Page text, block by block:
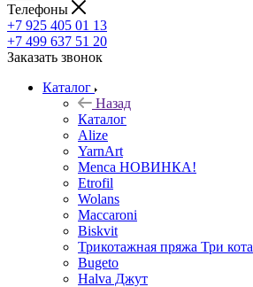
Телефоны
+7 925 405 01 13
+7 499 637 51 20
Заказать звонок
Каталог
Назад
Каталог
Alize
YarnArt
Menca НОВИНКА!
Etrofil
Wolans
Maccaroni
Biskvit
Трикотажная пряжа Три кота
Bugeto
Halva Джут